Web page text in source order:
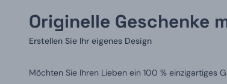
Originelle Geschenke
Erstellen Sie Ihr eigenes Design
Möchten Sie Ihren Lieben ein 100 % einzigartiges